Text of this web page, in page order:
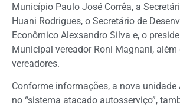
Município Paulo José Corrêa, a
Huani Rodrigues, o Secretário de
Econômico Alexsandro Silva e, o
Municipal vereador Roni Magnani, além
vereadores.
Conforme informações, a nova unidade
no “sistema atacado autosserviço”,